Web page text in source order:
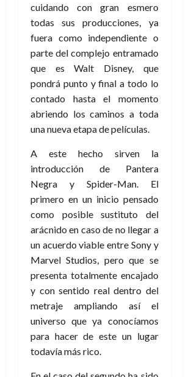
cuidando con gran esmero
todas sus producciones, ya
fuera como independiente o
parte del complejo entramado
que es Walt Disney, que
pondrá punto y final a todo lo
contado hasta el momento
abriendo los caminos a toda
una nueva etapa de películas.
A este hecho sirven la
introducción de Pantera
Negra y Spider-Man. El
primero en un inicio pensado
como posible sustituto del
arácnido en caso de no llegar a
un acuerdo viable entre Sony y
Marvel Studios, pero que se
presenta totalmente encajado
y con sentido real dentro del
metraje ampliando así el
universo que ya conocíamos
para hacer de este un lugar
todavía más rico.